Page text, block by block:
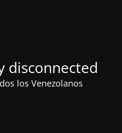
disconnected
los Venezolanos